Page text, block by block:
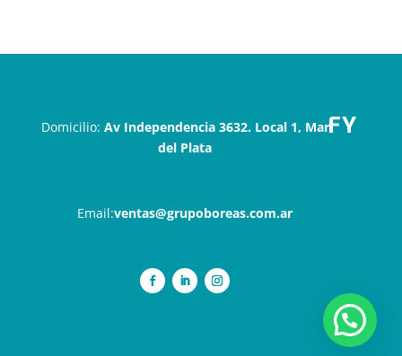
Domicilio: Av Independencia 3632. Local 1, Mar
del Plata
Email:ventas@grupoboreas.com.ar